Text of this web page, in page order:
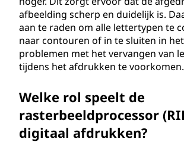
afbeelding scherp en duidelijk is.
aan te raden om alle lettertypen te
naar contouren of in te sluiten in
problemen met het vervangen van
tijdens het afdrukken te voorkomen.
Welke rol speelt de
rasterbeeldprocessor
digitaal afdrukken?